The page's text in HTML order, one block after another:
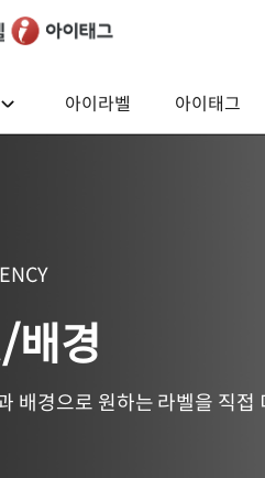
아이라벨 아이태그
배경
배경으로 원하는 라벨을 직접